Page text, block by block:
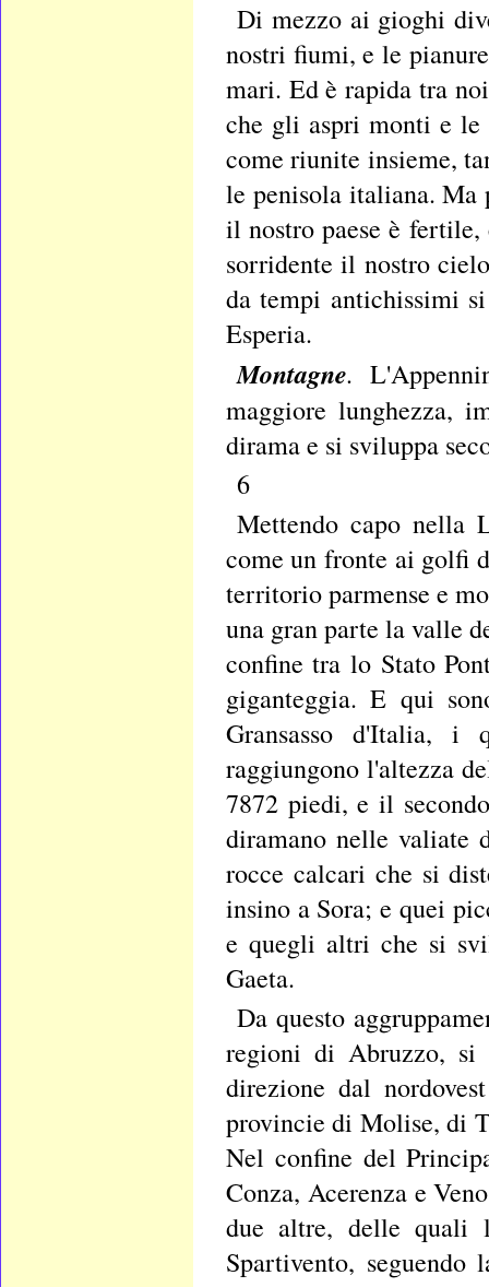
Di mezzo ai gioghi
nostri fiumi, e le
mari. Ed è rapida tra
che gli aspri monti e
come riunite insieme,
le penisola italiana. Ma
il nostro paese è
sorridente il nostro
da tempi antichissimi
Esperia.
Montagne.
maggiore lunghezza,
dirama e si sviluppa
6
Mettendo capo nella
come un fronte ai golfi
territorio parmense e
una gran parte la valle
confine tra lo Stato
giganteggia. E qui
Gransasso d'Italia, i
raggiungono l'altezza
7872 piedi, e il
diramano nelle valiate
rocce calcari che si
insino a Sora; e quei
e quegli altri che si
Gaeta.
Da questo
regioni di Abruzzo, si
direzione dal
provincie di Molise, di
Nel confine del
Conza, Acerenza e
due altre, delle quali
Spartivento,